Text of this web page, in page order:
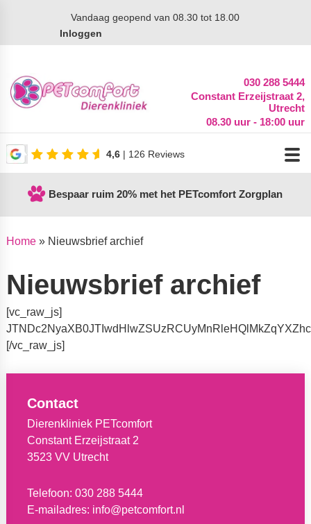
Vandaag geopend van 08.30 tot 18.00
Inloggen
030 288 5444
Constant Erzeijstraat 2,
Utrecht
08.30 uur - 18:00 uur
4,6 | 126 Reviews
Bespaar ruim 20% met het PETcomfort Zorgplan
Home» Nieuwsbrief archief
Nieuwsbrief archief
[vc_raw_js]
[/vc_raw_js]
Contact
Dierenkliniek PETcomfort
Constant Erzeijstraat 2
3523 VV Utrecht
Telefoon: 030 288 5444
E-mailadres: info@petcomfort.nl